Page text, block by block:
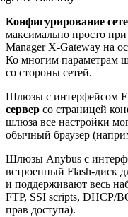
Конфигурирование
максимально просто
Manager X-Gateway на
Ко многим параметрам
со стороны сетей.
Шлюзы с интерфейсом
сервер со страницей
шлюза все настройки
обычный браузер
Шлюзы Anybus с
встроенный Flash-диск
и поддерживают весь
FTP, SSI scripts, DHCP/
прав доступа).